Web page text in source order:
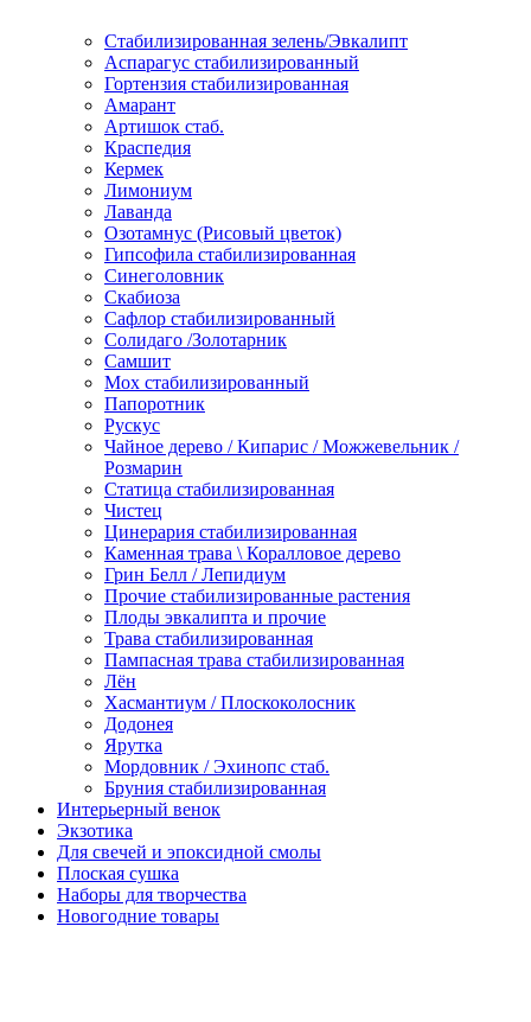
Стабилизированная зелень/Эвкалипт
Аспарагус стабилизированный
Гортензия стабилизированная
Амарант
Артишок стаб.
Краспедия
Кермек
Лимониум
Лаванда
Озотамнус (Рисовый цветок)
Гипсофила стабилизированная
Синеголовник
Скабиоза
Сафлор стабилизированный
Солидаго /Золотарник
Самшит
Мох стабилизированный
Папоротник
Рускус
Чайное дерево / Кипарис / Можжевельник /
Розмарин
Статица стабилизированная
Чистец
Цинерария стабилизированная
Каменная трава \ Коралловое дерево
Грин Белл / Лепидиум
Прочие стабилизированные растения
Плоды эвкалипта и прочие
Трава стабилизированная
Пампасная трава стабилизированная
Лён
Хасмантиум / Плоскоколосник
Додонея
Ярутка
Мордовник / Эхинопс стаб.
Бруния стабилизированная
Интерьерный венок
Экзотика
Для свечей и эпоксидной смолы
Плоская сушка
Наборы для творчества
Новогодние товары